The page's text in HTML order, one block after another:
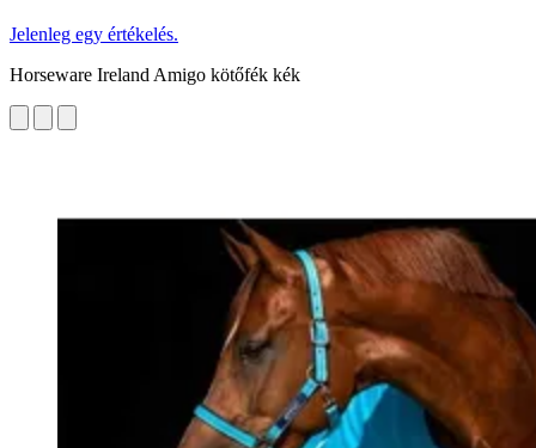
Jelenleg egy értékelés.
Horseware Ireland Amigo kötőfék kék